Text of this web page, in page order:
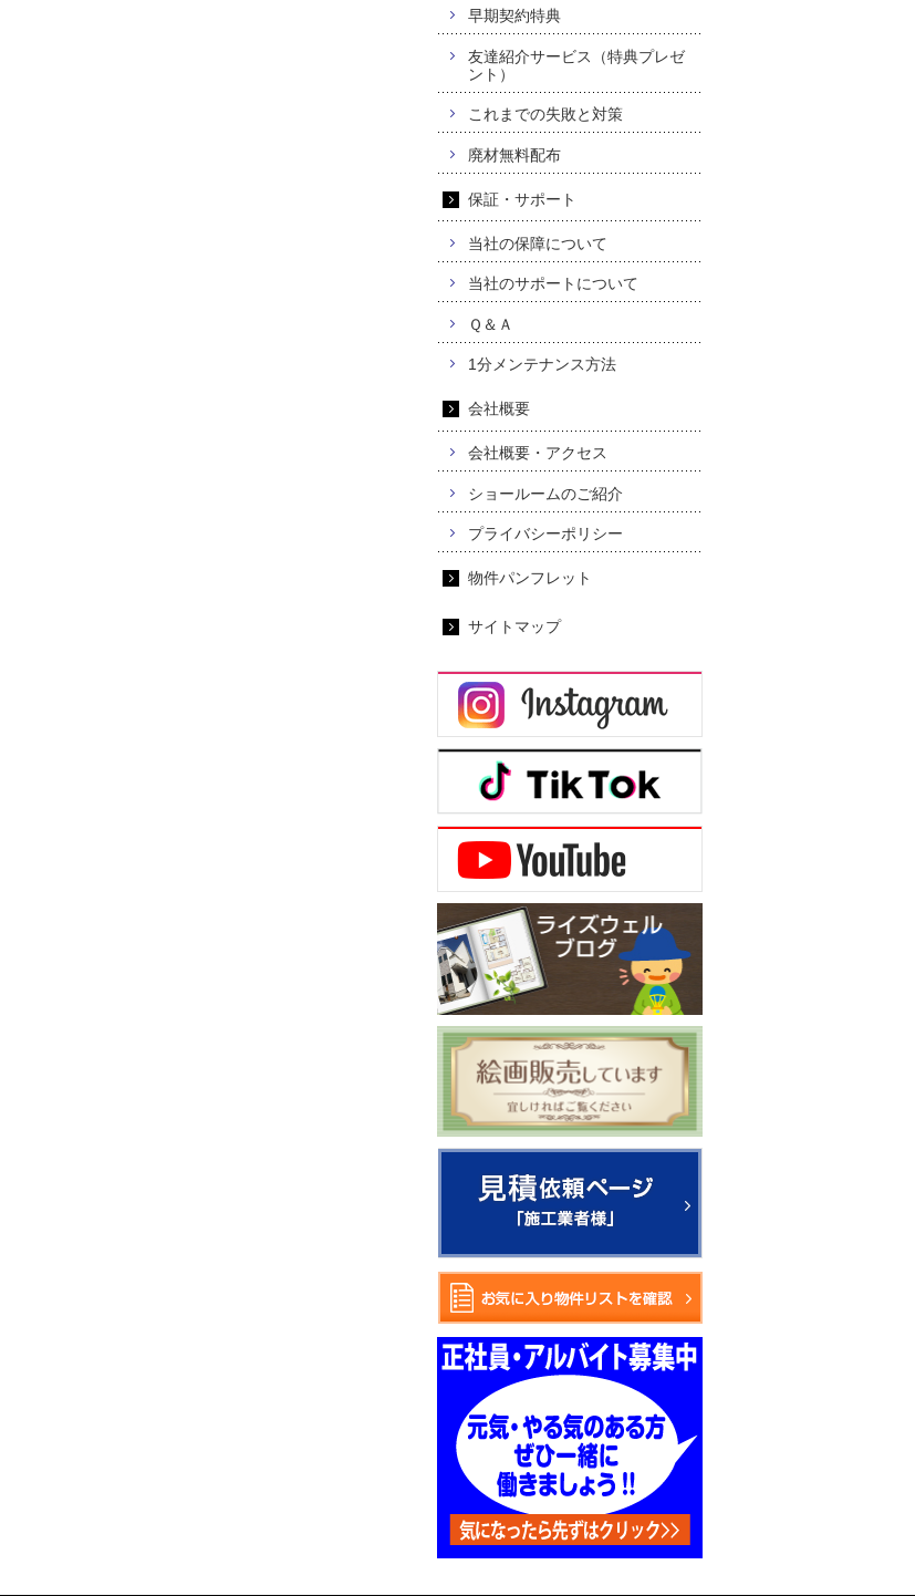
早期契約特典
友達紹介サービス（特典プレゼ
ント）
これまでの失敗と対策
廃材無料配布
保証・サポート
当社の保障について
当社のサポートについて
Ｑ＆Ａ
1分メンテナンス方法
会社概要
会社概要・アクセス
ショールームのご紹介
プライバシーポリシー
物件パンフレット
サイトマップ